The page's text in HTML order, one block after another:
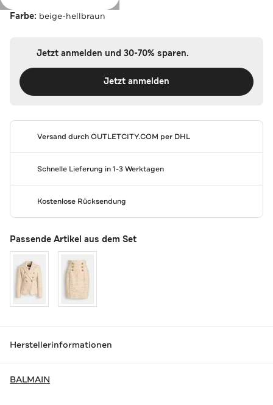
Farbe: beige-hellbraun
Jetzt anmelden und 30-70% sparen.
Jetzt anmelden
Versand durchOUTLETCITY.COM per DHL
Schnelle Lieferung in 1-3 Werktagen
Kostenlose Rücksendung
Passende Artikel aus dem Set
Herstellerinformationen
BALMAIN